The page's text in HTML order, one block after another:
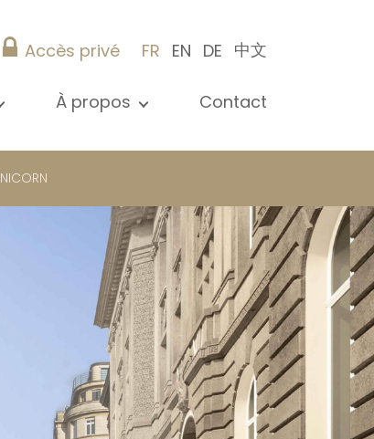
Accès privé FR EN DE 中文
À propos
Conseils pratiques
Carrière
Contact